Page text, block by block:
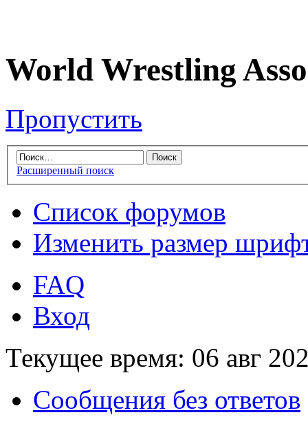
World Wrestling
Пропустить
Расширенный поиск
Список форумов
Изменить размер
FAQ
Вход
Текущее время: 06 авг
Сообщения без ответов